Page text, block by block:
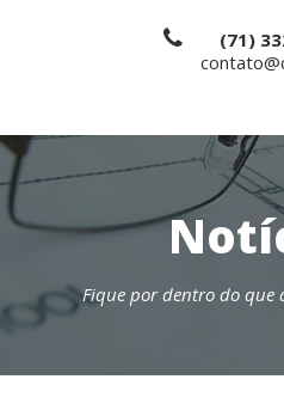
(71)
Fique por dentro do que